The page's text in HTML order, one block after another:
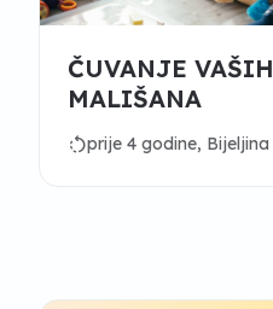
ČUVANJE VAŠIH
MALIŠANA
rotate_leftprije 4 godine, Bijeljina